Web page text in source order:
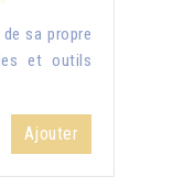
sa propre
et outils
Ajouter